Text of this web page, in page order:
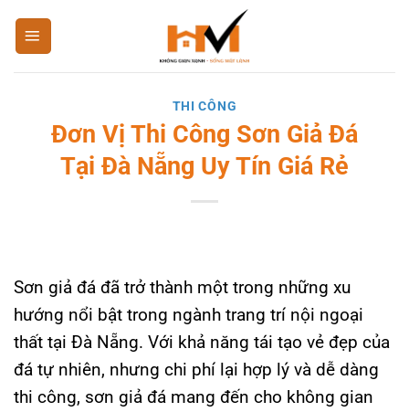
qua
nội
THI CÔNG
Đơn Vị Thi Công Sơn Giả Đá
Tại Đà Nẵng Uy Tín Giá Rẻ
Sơn giả đá đã trở thành một trong những xu
hướng nổi bật trong ngành trang trí nội ngoại
thất tại Đà Nẵng. Với khả năng tái tạo vẻ đẹp của
đá tự nhiên, nhưng chi phí lại hợp lý và dễ dàng
thi công, sơn giả đá mang đến cho không gian